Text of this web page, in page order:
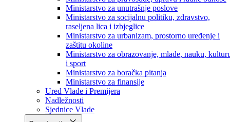
Ministarstva
Ministarstvo za privredu
Ministarstvo za pravosuđe, upravu i radne odnose
Ministarstvo za unutrašnje poslove
Ministarstvo za socijalnu politiku, zdravstvo,
raseljena lica i izbjeglice
Ministarstvo za urbanizam, prostorno uređenje i
zaštitu okoline
Ministarstvo za obrazovanje, mlade, nauku,
i sport
Ministarstvo za boračka pitanja
Ministarstvo za finansije
Ured Vlade i Premijera